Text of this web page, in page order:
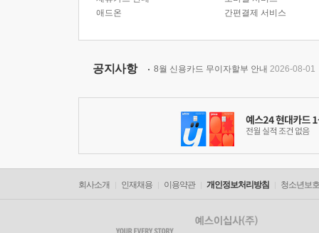
애드온
간편결제 서비스
공지사항 8월 신용카드 무이자할부 안내 2026-08-01
회사소개 인재채용 이용약관 개인정보처리방침 청소년보